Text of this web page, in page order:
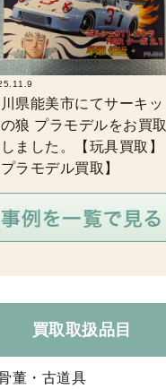
県能美市にてサーキッ
の狼 プラモデルをお買取
ました。【玩具買取】
プラモデル買取】
買取取扱品目
董・古道具